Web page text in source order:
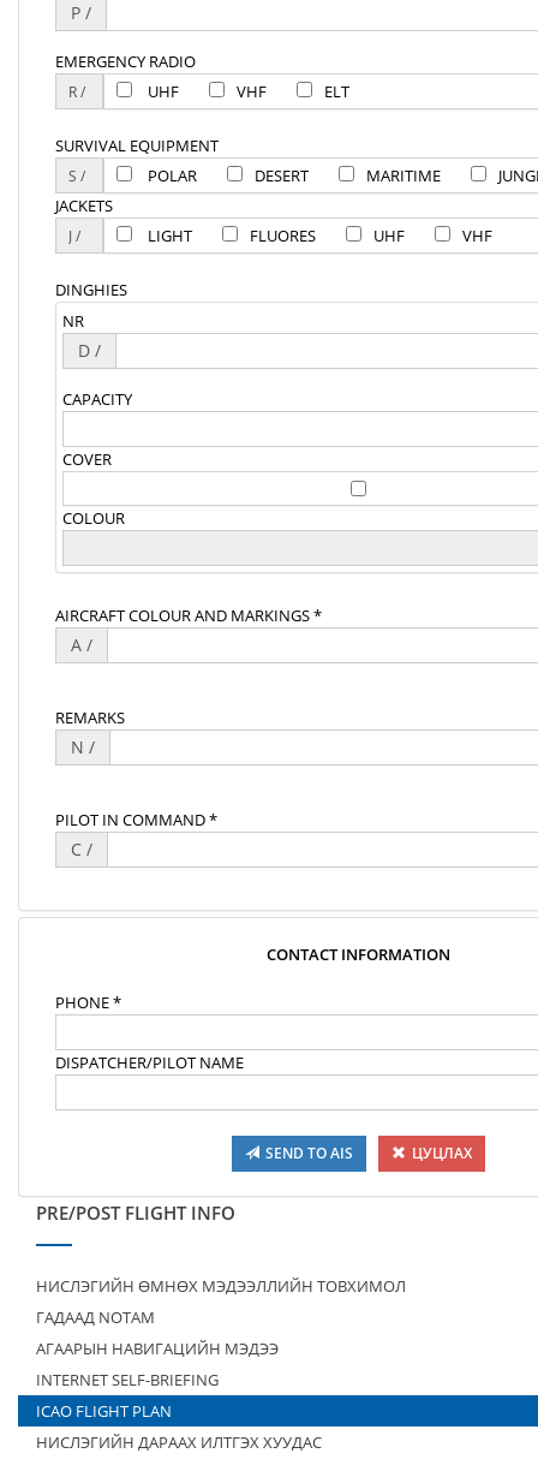
P /
EMERGENCY RADIO
UHF
VHF ELT
SURVIVAL EQUIPMENT
POLAR
DESERT MARITIME
JACKETS
LIGHT
FLUORES UHF VHF
DINGHIES
NR
D /
CAPACITY
COVER
COLOUR
AIRCRAFT COLOUR AND MARKINGS *
A /
REMARKS
N /
PILOT IN COMMAND *
C /
CONTACT INFORMATION
PHONE *
DISPATCHER/PILOT NAME
SEND TO AIS ЦУЦЛАХ
PRE/POST FLIGHT INFO
НИСЛЭГИЙН ӨМНӨХ МЭДЭЭЛЛИЙН ТОВХИМОЛ
ГАДААД NOTAM
АГААРЫН НАВИГАЦИЙН МЭДЭЭ
INTERNET SELF-BRIEFING
ICAO FLIGHT PLAN
НИСЛЭГИЙН ДАРААХ ИЛТГЭХ ХУУДАС